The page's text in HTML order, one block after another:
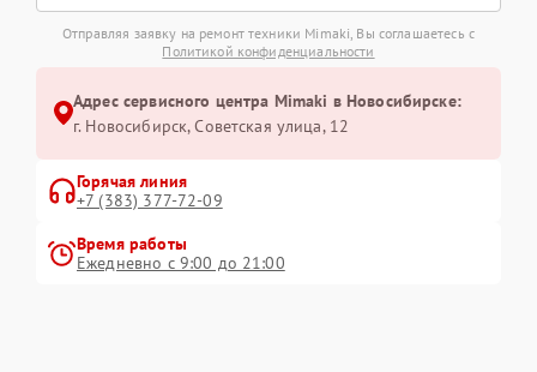
Отправляя заявку на ремонт техники Mimaki, Вы соглашаетесь с
Политикой конфиденциальности
Адрес сервисного центра Mimaki в Новосибирске:
г. Новосибирск, Советская улица, 12
Горячая линия
+7 (383) 377-72-09
Время работы
Ежедневно с 9:00 до 21:00